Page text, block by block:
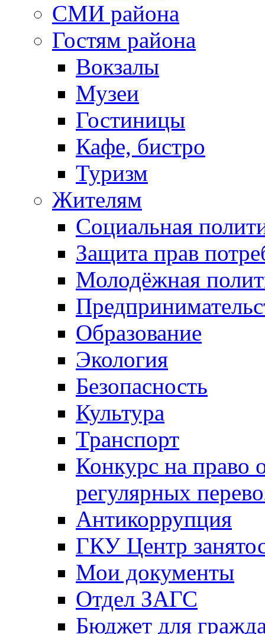
СМИ района
Гостям района
Вокзалы
Музеи
Гостиницы
Кафе, бистро
Туризм
Жителям
Социальная
Защита прав
Молодёжная
Образование
Экология
Безопасность
Культура
Транспорт
Конкурс на право
регулярных
Антикоррупция
ГКУ Центр
Мои документы
Отдел ЗАГС
Бюджет для